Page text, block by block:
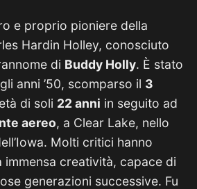
e proprio pioniere della
Hardin Holley, conosciuto
di Buddy Holly. È stato
anni ’50, scomparso il 3
di soli 22 anni in seguito ad
aereo, a Clear Lake, nello
Molti critici hanno
immensa creatività, capace di
generazioni successive. Fu